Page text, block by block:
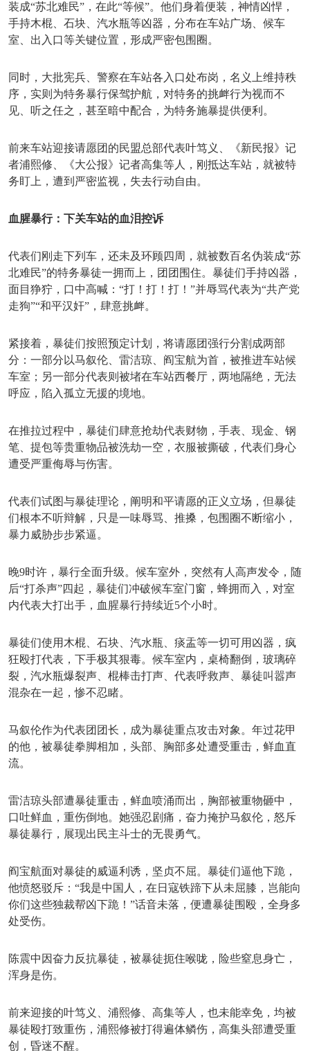
装成“苏北难民”，在此“等候”。他们身着便装，神情凶悍，
手持木棍、石块、汽水瓶等凶器，分布在车站广场、候车
室、出入口等关键位置，形成严密包围圈。
同时，大批宪兵、警察在车站各入口处布岗，名义上维持秩
序，实则为特务暴行保驾护航，对特务的挑衅行为视而不
见、听之任之，甚至暗中配合，为特务施暴提供便利。
前来车站迎接请愿团的民盟总部代表叶笃义、《新民报》记
者浦熙修、《大公报》记者高集等人，刚抵达车站，就被特
务盯上，遭到严密监视，失去行动自由。
血腥暴行：下关车站的血泪控诉
代表们刚走下列车，还未及环顾四周，就被数百名伪装成“苏
北难民”的特务暴徒一拥而上，团团围住。暴徒们手持凶器，
面目狰狞，口中高喊：“打！打！打！”并辱骂代表为“共产党
走狗”“和平汉奸”，肆意挑衅。
紧接着，暴徒们按照预定计划，将请愿团强行分割成两部
分：一部分以马叙伦、雷洁琼、阎宝航为首，被推进车站候
车室；另一部分代表则被堵在车站西餐厅，两地隔绝，无法
呼应，陷入孤立无援的境地。
在推拉过程中，暴徒们肆意抢劫代表财物，手表、现金、钢
笔、提包等贵重物品被洗劫一空，衣服被撕破，代表们身心
遭受严重侮辱与伤害。
代表们试图与暴徒理论，阐明和平请愿的正义立场，但暴徒
们根本不听辩解，只是一味辱骂、推搡，包围圈不断缩小，
暴力威胁步步紧逼。
晚9时许，暴行全面升级。候车室外，突然有人高声发令，随
后“打杀声”四起，暴徒们冲破候车室门窗，蜂拥而入，对室
内代表大打出手，血腥暴行持续近5个小时。
暴徒们使用木棍、石块、汽水瓶、痰盂等一切可用凶器，疯
狂殴打代表，下手极其狠毒。候车室内，桌椅翻倒，玻璃碎
裂，汽水瓶爆裂声、棍棒击打声、代表呼救声、暴徒叫嚣声
混杂在一起，惨不忍睹。
马叙伦作为代表团团长，成为暴徒重点攻击对象。年过花甲
的他，被暴徒拳脚相加，头部、胸部多处遭受重击，鲜血直
流。
雷洁琼头部遭暴徒重击，鲜血喷涌而出，胸部被重物砸中，
口吐鲜血，重伤倒地。她强忍剧痛，奋力掩护马叙伦，怒斥
暴徒暴行，展现出民主斗士的无畏勇气。
阎宝航面对暴徒的威逼利诱，坚贞不屈。暴徒们逼他下跪，
他愤怒驳斥： “我是中国人，在日寇铁蹄下从未屈膝，岂能向
你们这些独裁帮凶下跪！”话音未落，便遭暴徒围殴，全身多
处受伤。
陈震中因奋力反抗暴徒，被暴徒扼住喉咙，险些窒息身亡，
浑身是伤。
前来迎接的叶笃义、浦熙修、高集等人，也未能幸免，均被
暴徒殴打致重伤，浦熙修被打得遍体鳞伤，高集头部遭受重
创，昏迷不醒。